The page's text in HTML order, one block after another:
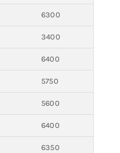
6300
3400
6400
5750
5600
6400
6350